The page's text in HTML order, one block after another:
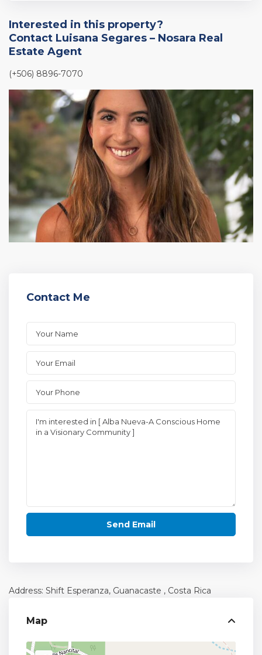
Interested in this property?
Contact Luisana Segares – Nosara Real
Estate Agent
(+506) 8896-7070
Contact Me
Address: Shift Esperanza, Guanacaste , Costa Rica
Map